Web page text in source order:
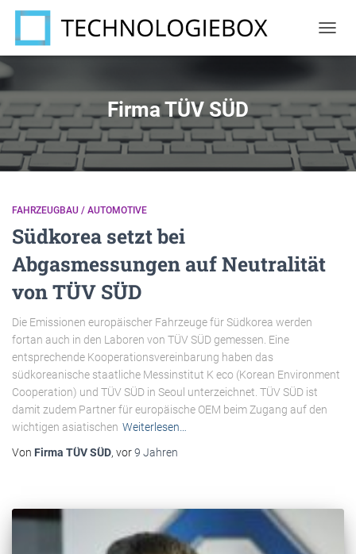
Firma TÜV SÜD
FAHRZEUGBAU / AUTOMOTIVE
Südkorea setzt bei
Abgasmessungen auf Neutralität
von TÜV SÜD
Die Emissionen europäischer Fahrzeuge für Südkorea werden
fortan auch in den Laboren von TÜV SÜD gemessen. Eine
entsprechende Kooperationsvereinbarung haben das
südkoreanische staatliche Messinstitut K eco (Korean Environment
Cooperation) und TÜV SÜD in Seoul unterzeichnet. TÜV SÜD ist
damit zudem Partner für europäische OEM beim Zugang auf den
wichtigen asiatischen Weiterlesen…
Von Firma TÜV SÜD, vor9 Jahren